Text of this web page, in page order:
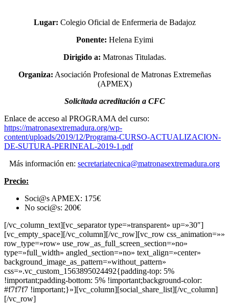
Lugar: Colegio Oficial de Enfermeria de Badajoz
Ponente: Helena Eyimi
Dirigido a: Matronas Tituladas.
Organiza: Asociación Profesional de Matronas Extremeñas
(APMEX)
Solicitada acreditación a CFC
Enlace de acceso al PROGRAMA del curso:
https://matronasextremadura.org/wp-
content/uploads/2019/12/Programa-CURSO-ACTUALIZACION-
DE-SUTURA-PERINEAL-2019-1.pdf
Más información en: secretariatecnica@matronasextremadura.org
Precio:
Soci@s APMEX: 175€
No soci@s: 200€
[/vc_column_text][vc_separator type=»transparent» up=»30″]
[vc_empty_space][/vc_column][/vc_row][vc_row css_animation=»»
row_type=»row» use_row_as_full_screen_section=»no»
type=»full_width» angled_section=»no» text_align=»center»
background_image_as_pattern=»without_pattern»
css=».vc_custom_1563895024492{padding-top: 5%
!important;padding-bottom: 5% !important;background-color:
#f7f7f7 !important;}»][vc_column][social_share_list][/vc_column]
[/vc_row]